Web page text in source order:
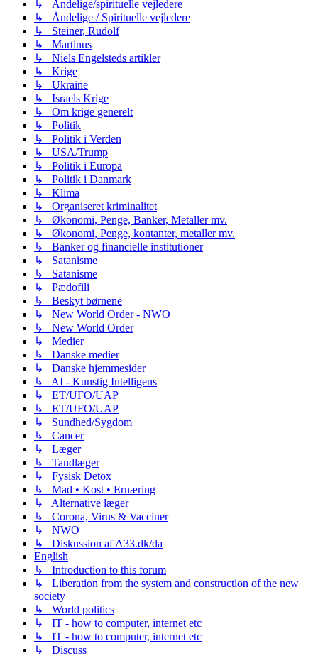
↳ Åndelige/spirituelle vejledere
↳ Åndelige / Spirituelle vejledere
↳ Steiner, Rudolf
↳ Martinus
↳ Niels Engelsteds artikler
↳ Krige
↳ Ukraine
↳ Israels Krige
↳ Om krige generelt
↳ Politik
↳ Politik i Verden
↳ USA/Trump
↳ Politik i Europa
↳ Politik i Danmark
↳ Klima
↳ Organiseret kriminalitet
↳ Økonomi, Penge, Banker, Metaller mv.
↳ Økonomi, Penge, kontanter, metaller mv.
↳ Banker og financielle institutioner
↳ Satanisme
↳ Satanisme
↳ Pædofili
↳ Beskyt børnene
↳ New World Order - NWO
↳ New World Order
↳ Medier
↳ Danske medier
↳ Danske hjemmesider
↳ AI - Kunstig Intelligens
↳ ET/UFO/UAP
↳ ET/UFO/UAP
↳ Sundhed/Sygdom
↳ Cancer
↳ Læger
↳ Tandlæger
↳ Fysisk Detox
↳ Mad • Kost • Ernæring
↳ Alternative læger
↳ Corona, Virus & Vacciner
↳ NWO
↳ Diskussion af A33.dk/da
English
↳ Introduction to this forum
↳ Liberation from the system and construction of the new
society
↳ World politics
↳ IT - how to computer, internet etc
↳ IT - how to computer, internet etc
↳ Discuss